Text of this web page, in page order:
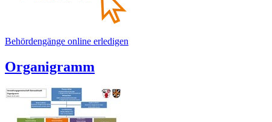
Behördengänge online erledigen
Organigramm